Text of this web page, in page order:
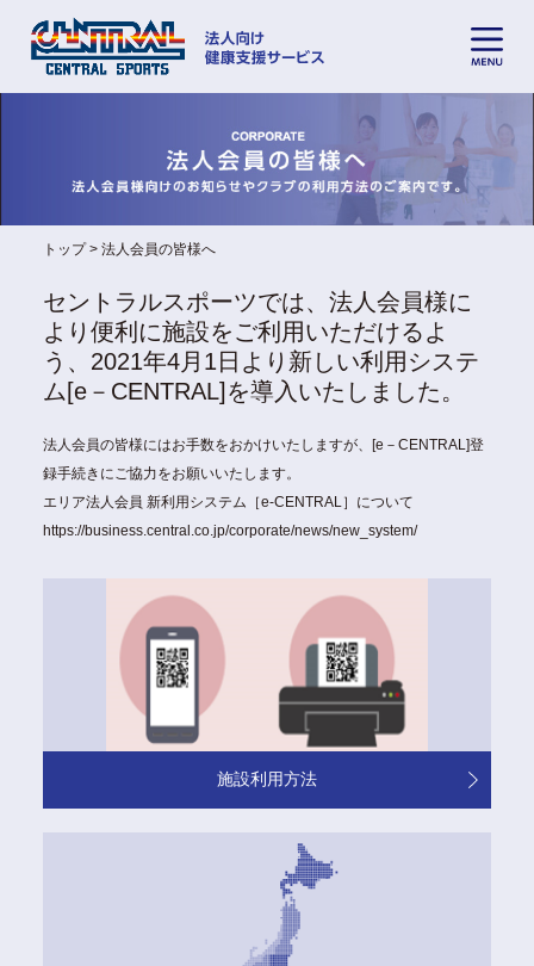
トップ 法人会員の皆様へ
セントラルスポーツでは、法人会員様に
より便利に施設をご利用いただけるよ
う、2021年4月1日より新しい利用システ
ム[e－CENTRAL]を導入いたしました。
法人会員の皆様にはお手数をおかけいたしますが、[e－CENTRAL]登
録手続きにご協力をお願いいたします。
エリア法人会員 新利用システム［e-CENTRAL］について
https://business.central.co.jp/corporate/news/new_system/
施設利用方法